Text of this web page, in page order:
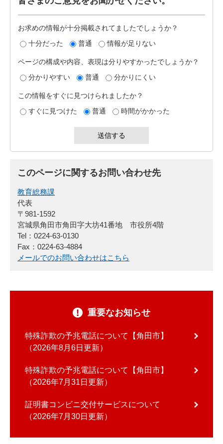
お求めの情報が十分掲載されてましたでしょうか？
十分だった
普通 情報が足りない
ページの構成や内容、表現は分りやすかったでしょうか？
分かりやすい
普通 分かりにくい
この情報をすぐに見つけられましたか？
すぐに見つけた
普通 時間がかかった
このページに関するお問い合わせ先
教育総務課
代表
〒981-1592
宮城県角田市角田字大坊41番地 市役所4階
Tel：0224-63-0130
Fax：0224-63-4884
メールでのお問い合わせはこちら
重要なお知らせ
特殊詐欺の予兆電話について【角田市】
2026年8月6日更新
特殊詐欺の予兆電話について【角田市】
2026年7月31日更新
証明書コンビニ交付サービスについて
2026年7月30日更新